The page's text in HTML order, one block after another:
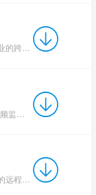
UU远程（原GameViewer远程）是一款专业的跨平台远程控制软件，支持手机平板对电脑、电脑对电脑的多端互联。无论...